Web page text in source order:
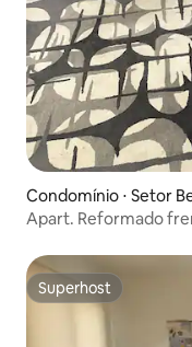
Condomínio ⋅ Setor
Apart. Reformado
Superhost
Superhost